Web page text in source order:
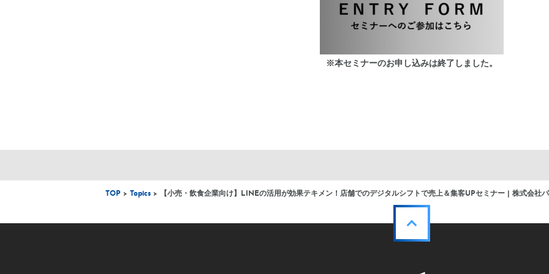
※本セミナーのお申し込みは終了しました。
TOP > Topics > 【小売・飲食企業向け】LINEの活用が効果テキメン！店舗でのデジタルシフトで売上＆集客UPセミナー | 株式会社